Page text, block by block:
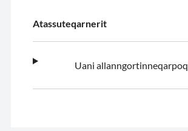
Atassuteqarnerit
Uani allanngortinneqarpoq